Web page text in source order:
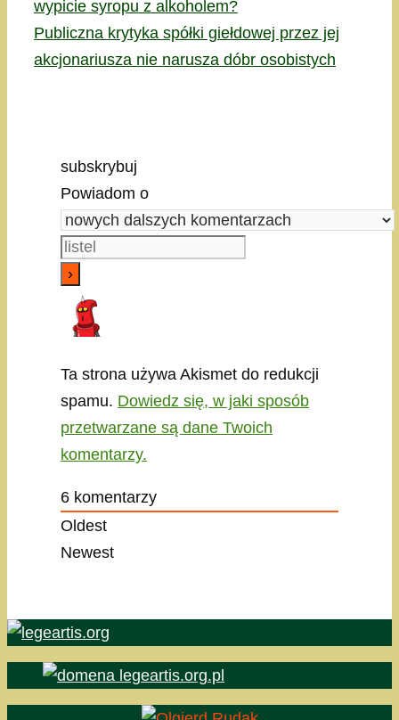
wypicie syropu z alkoholem?
Publiczna krytyka spółki giełdowej przez jej
akcjonariusza nie narusza dóbr osobistych
subskrybuj
Powiadom o
Ta strona używa Akismet do redukcji
spamu. Dowiedz się, w jaki sposób
przetwarzane są dane Twoich
komentarzy.
6 komentarzy
Oldest
Newest